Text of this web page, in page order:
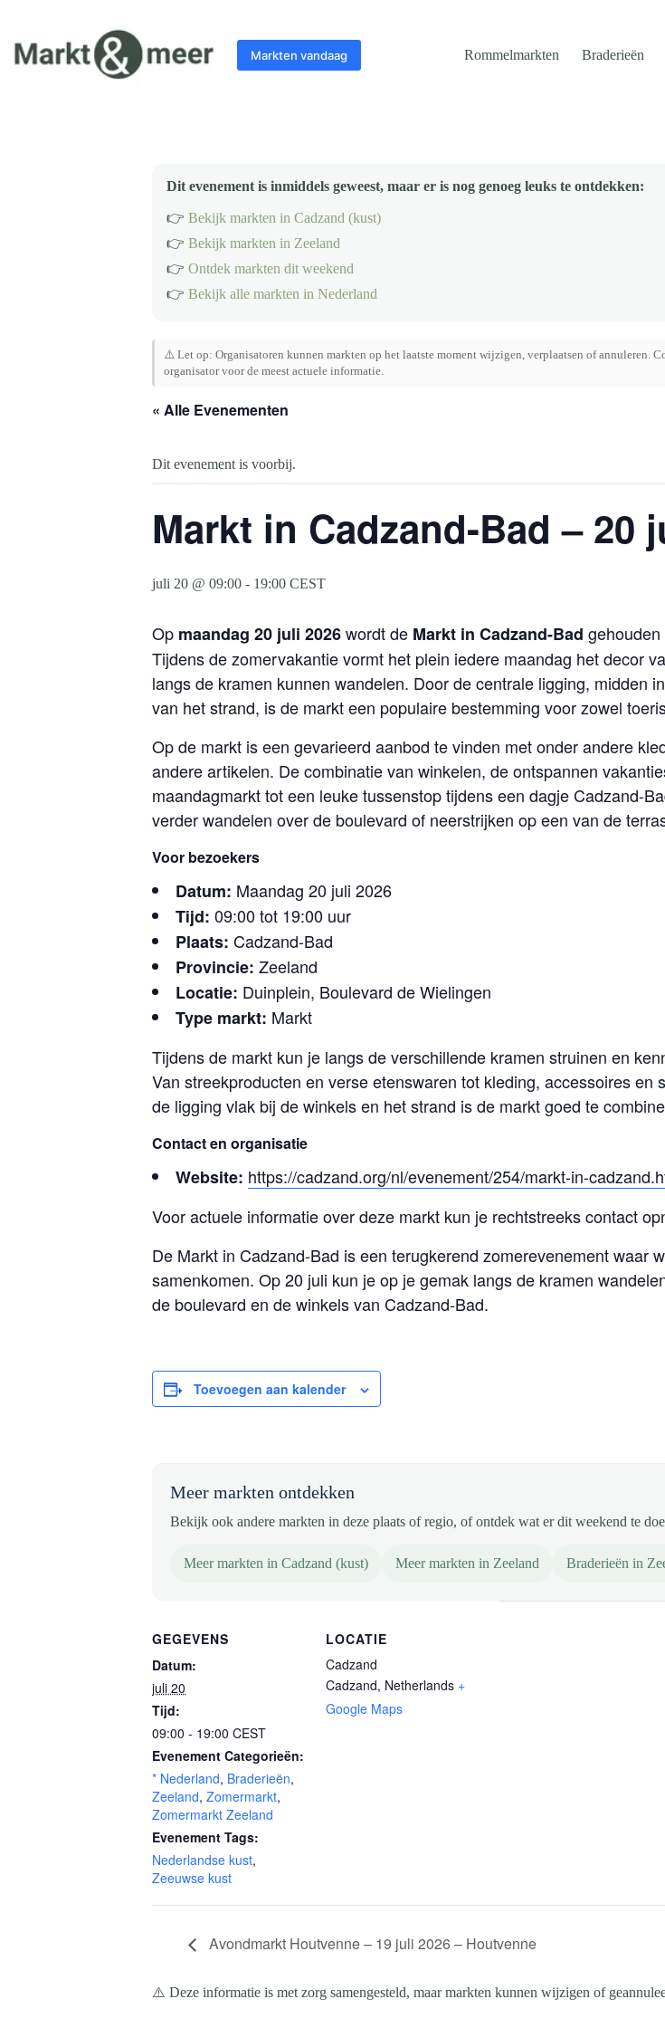
inhoud
Markten vandaag Rommelmarkten Braderieën
Dit evenement is inmiddels geweest, maar er is nog genoeg leuks te ontdekken:
👉 Bekijk markten in Cadzand (kust)
👉 Bekijk markten in Zeeland
👉 Ontdek markten dit weekend
👉 Bekijk alle markten in Nederland
⚠️ Let op: Organisatoren kunnen markten op het laatste moment wijzigen, verplaatsen of annuleren.
organisator voor de meest actuele informatie.
« Alle Evenementen
Dit evenement is voorbij.
Markt in Cadzand-Bad – 20
juli 20 @ 09:00 - 19:00 CEST
Op maandag 20 juli 2026wordt de Markt in Cadzand-Bad
Tijdens de zomervakantie vormt het plein iedere maandag het decor
langs de kramen kunnen wandelen. Door de centrale ligging, midden
van het strand, is de markt een populaire bestemming voor zowel
Op de markt is een gevarieerd aanbod te vinden met onder andere
andere artikelen. De combinatie van winkelen, de ontspannen
maandagmarkt tot een leuke tussenstop tijdens een dagje Cadzand-
verder wandelen over de boulevard of neerstrijken op een van de
Voor bezoekers
Datum: Maandag 20 juli 2026
Tijd: 09:00 tot 19:00 uur
Plaats: Cadzand-Bad
Provincie: Zeeland
Locatie: Duinplein, Boulevard de Wielingen
Type markt: Markt
Tijdens de markt kun je langs de verschillende kramen struinen en
Van streekproducten en verse etenswaren tot kleding, accessoires
de ligging vlak bij de winkels en het strand is de markt goed te
Contact en organisatie
Website: https://cadzand.org/nl/evenement/254/markt-in-
Voor actuele informatie over deze markt kun je rechtstreeks contact
De Markt in Cadzand-Bad is een terugkerend zomerevenement waar
samenkomen. Op 20 juli kun je op je gemak langs de kramen
de boulevard en de winkels van Cadzand-Bad.
Toevoegen aan kalender
Meer markten ontdekken
Bekijk ook andere markten in deze plaats of regio, of ontdek wat er dit weekend te
Meer markten in Cadzand (kust) Meer markten in Zeeland Braderieën in
GEGEVENS
Datum:
juli 20
Tijd:
09:00 - 19:00 CEST
Evenement Categorieën:
* Nederland, Braderieën,
Zeeland, Zomermarkt,
Zomermarkt Zeeland
Evenement Tags:
Nederlandse kust,
Zeeuwse kust
LOCATIE
Cadzand
Cadzand, Netherlands +
Google Maps
Avondmarkt Houtvenne – 19 juli 2026 – Houtvenne
⚠️ Deze informatie is met zorg samengesteld, maar markten kunnen wijzigen of